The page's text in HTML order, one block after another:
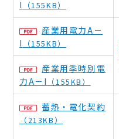
I
（155KB）
産業用電力A－
I
（155KB）
産業用季時別電
力A－I （155KB）
蓄熱・電化契約
（213KB）